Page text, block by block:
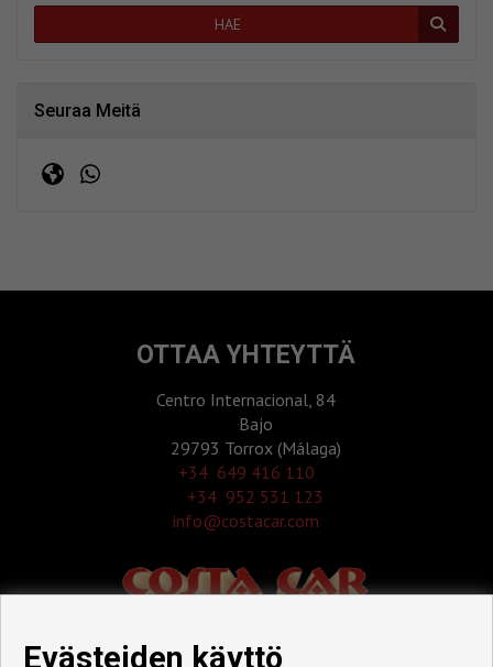
HAE
Seuraa Meitä
OTTAA YHTEYTTÄ
Centro Internacional, 84
Bajo
29793 Torrox (Málaga)
‎+34 649 416 110
+34 952 531 123
info@costacar.com
Evästeiden käyttö